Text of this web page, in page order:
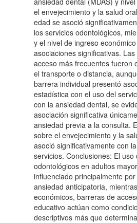
el envejecimiento y la salud
edad se asoció
los servicios odontológicos,
y el nivel de ingreso
asociaciones significativas.
acceso más frecuentes fueron
el transporte o distancia,
barrera individual presentó
estadística con el uso del
con la ansiedad dental, se
asociación significativa
ansiedad previa a la consulta.
sobre el envejecimiento y la
asoció significativamente con
servicios. Conclusiones: El uso
odontológicos en adultos
influenciado principalmente
ansiedad anticipatoria,
económicos, barreras de
educativo actúan como
descriptivos más que